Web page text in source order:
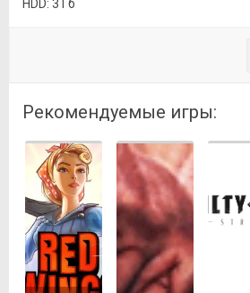
HDD: 3 Гб
Рекомендуемые игры: